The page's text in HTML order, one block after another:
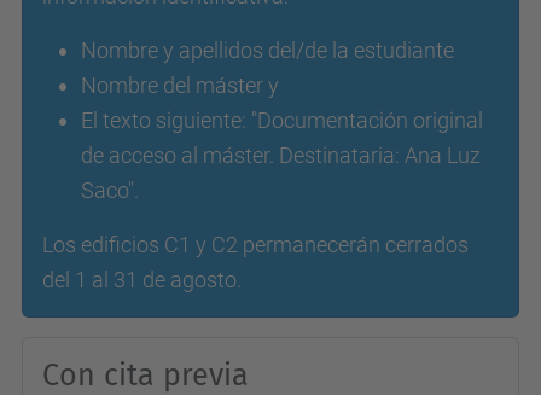
Nombre y apellidos del/de la estudiante
Nombre del máster y
El texto siguiente: "Documentación original
de acceso al máster. Destinataria: Ana Luz
Saco".
Los edificios C1 y C2 permanecerán cerrados
del 1 al 31 de agosto.
Con cita previa